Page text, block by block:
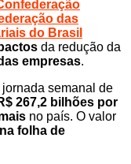
das
do Brasil
da redução da
empresas.
semanal de
267,2 bilhões por
no país. O valor
folha de